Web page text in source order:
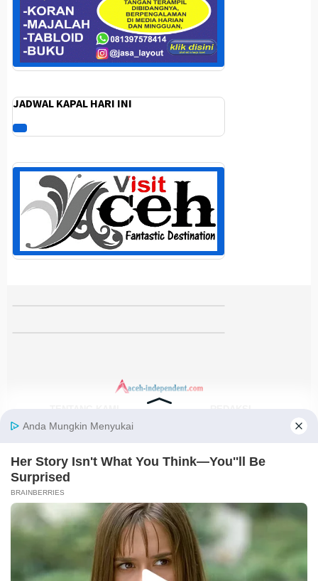
JADWAL KAPAL HARI INI
KODE ETIK
Youtube
RSS
@2021-2026 PT. GLOBAL BERKAH MULTIMEDIA